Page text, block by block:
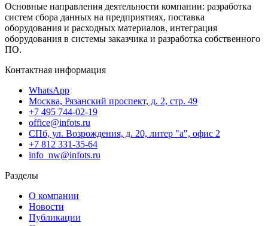
Основные направления деятельности компании: разработка
систем сбора данных на предприятиях, поставка
оборудования и расходных материалов, интеграция
оборудования в системы заказчика и разработка собственного
ПО.
Контактная информация
WhatsApp
Москва, Рязанский проспект, д. 2, стр. 49
+7 495 744-02-19
office@infots.ru
СПб, ул. Возрождения, д. 20, литер "a", офис 2
+7 812 331-35-64
info_nw@infots.ru
Разделы
О компании
Новости
Публикации